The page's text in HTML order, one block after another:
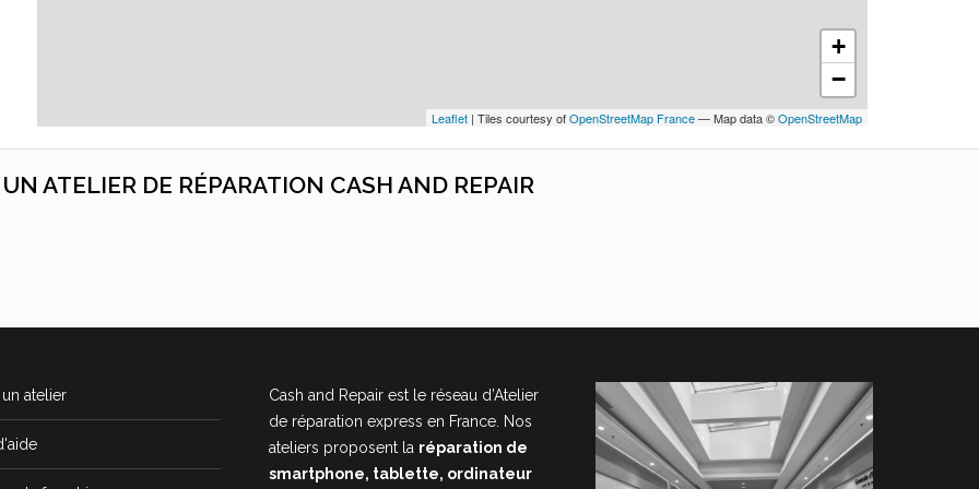
+
−
Leaflet | Tiles courtesy ofOpenStreetMap France— Map data ©OpenStreetMap
ATELIER DE RÉPARATION CASH AND REPAIR
atelier
Cash and Repair est le réseau d’Atelier
de réparation express en France. Nos
ateliers proposent la réparation de
smartphone, tablette, ordinateur